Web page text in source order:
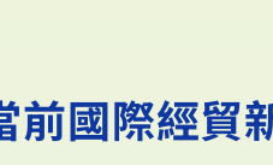
前國際經貿